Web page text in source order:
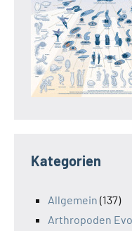
Kategorien
Allgemein (137)
Arthropoden